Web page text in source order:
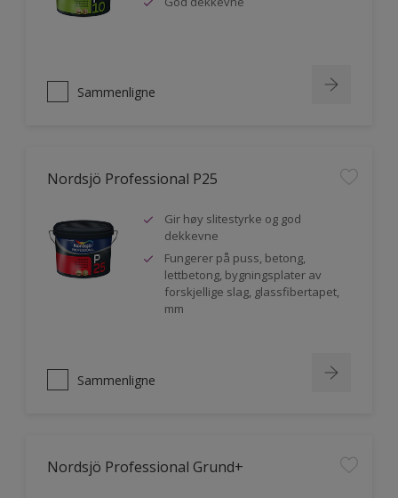
Sammenligne
Nordsjö Professional P25
Gir høy slitestyrke og god
dekkevne
Fungerer på puss, betong,
lettbetong, bygningsplater av
forskjellige slag, glassfibertapet,
mm
Sammenligne
Nordsjö Professional Grund+